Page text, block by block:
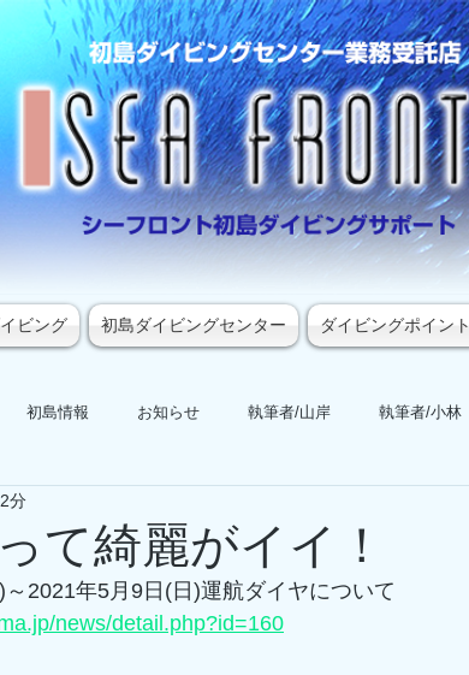
ビング 初島ダイビングセンター ダイビングポイント
初島情報 お知らせ 執筆者/山岸 執筆者/小林
て綺麗がイイ！
分
2021年5月9日(日)運航ダイヤについて
news/detail.php?id=160